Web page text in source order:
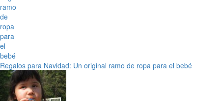
Regalos para Navidad: Un original ramo de ropa para el bebé